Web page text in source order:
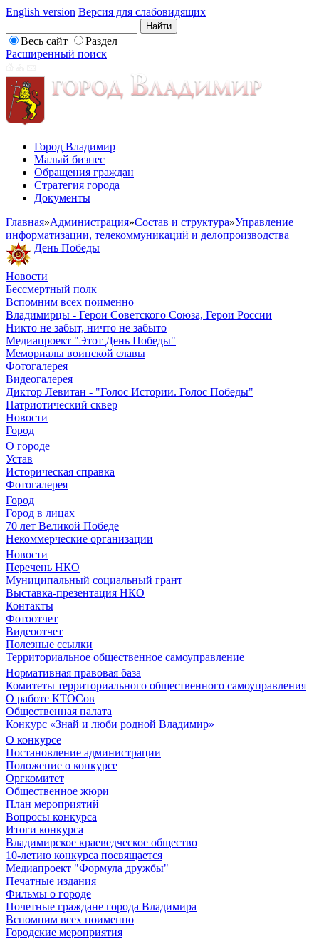
English version Версия для слабовидящих
Весь сайт
Раздел
Расширенный поиск
Город Владимир
Малый бизнес
Обращения граждан
Стратегия города
Документы
Главная»Администрация»Состав и структура»Управление
информатизации, телекоммуникаций и делопроизводства
День Победы
Новости
Бессмертный полк
Вспомним всех поименно
Владимирцы - Герои Советского Союза, Герои России
Никто не забыт, ничто не забыто
Медиапроект "Этот День Победы"
Мемориалы воинской славы
Фотогалерея
Видеогалерея
Диктор Левитан - "Голос Истории. Голос Победы"
Патриотический сквер
Новости
Город
О городе
Устав
Историческая справка
Фотогалерея
Город
Город в лицах
70 лет Великой Победе
Некоммерческие организации
Новости
Перечень НКО
Муниципальный социальный грант
Выставка-презентация НКО
Контакты
Фотоотчет
Видеоотчет
Полезные ссылки
Территориальное общественное самоуправление
Нормативная правовая база
Комитеты территориального общественного самоуправления
О работе КТОСов
Общественная палата
Конкурс «Знай и люби родной Владимир»
О конкурсе
Постановление администрации
Положение о конкурсе
Оргкомитет
Общественное жюри
План мероприятий
Вопросы конкурса
Итоги конкурса
Владимирское краеведческое общество
10-летию конкурса посвящается
Медиапроект "Формула дружбы"
Печатные издания
Фильмы о городе
Почетные граждане города Владимира
Вспомним всех поименно
Городские мероприятия